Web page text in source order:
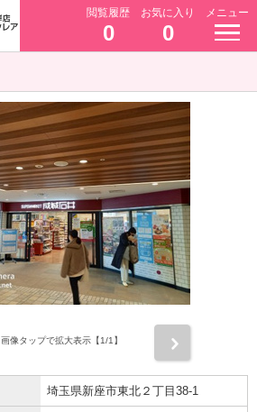
閲覧履歴
0
お気に入り
0
メニュー
画像タップで拡大表示【1/1】
埼玉県新座市東北２丁目38-1